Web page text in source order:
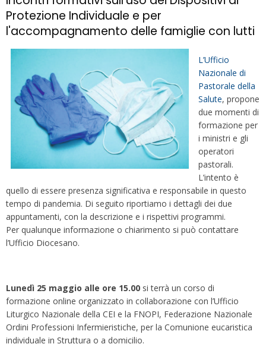
Protezione Individuale e per
l'accompagnamento delle famiglie con lutti
L’Ufficio
Nazionale di
Pastorale della
Salute, propone
due momenti di
formazione per
i ministri e gli
operatori
pastorali.
L’intento è
quello di essere presenza significativa e responsabile in questo
tempo di pandemia. Di seguito riportiamo i dettagli dei due
appuntamenti, con la descrizione e i rispettivi programmi.
Per qualunque informazione o chiarimento si può contattare
l’Ufficio Diocesano.
Lunedì 25 maggio alle ore 15.00 si terrà un corso di
formazione online organizzato in collaborazione con l’Ufficio
Liturgico Nazionale della CEI e la FNOPI, Federazione Nazionale
Ordini Professioni Infermieristiche, per la Comunione eucaristica
individuale in Struttura o a domicilio.